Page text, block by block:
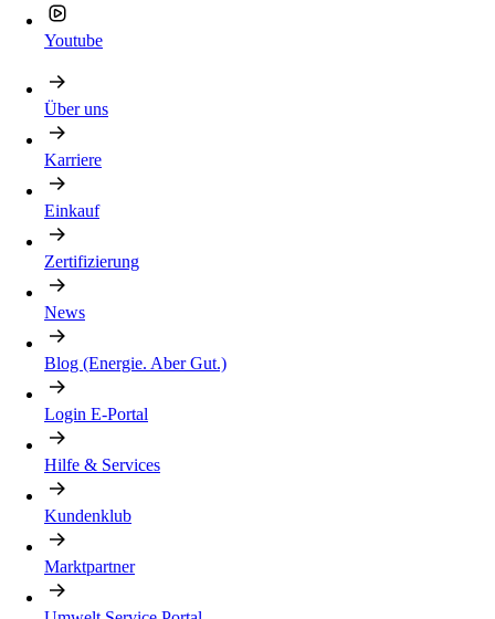
Youtube
Über uns
Karriere
Einkauf
Zertifizierung
News
Blog (Energie. Aber Gut.)
Login E-Portal
Hilfe & Services
Kundenklub
Marktpartner